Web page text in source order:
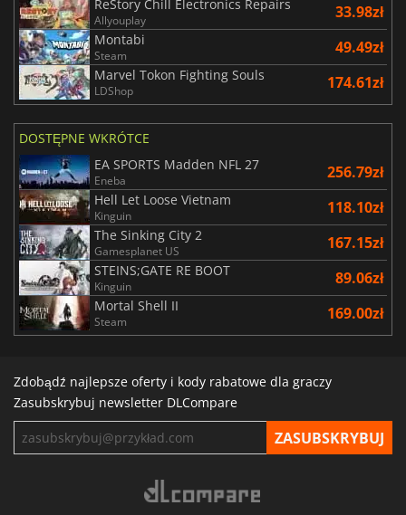
ReStory Chill Electronics Repairs
Allyouplay 33.98zł
Montabi
Steam 49.49zł
Marvel Tokon Fighting Souls
LDShop 174.61zł
DOSTĘPNE WKRÓTCE
EA SPORTS Madden NFL 27
Eneba 256.79zł
Hell Let Loose Vietnam
Kinguin 118.10zł
The Sinking City 2
Gamesplanet US 167.15zł
STEINS;GATE RE BOOT
Kinguin 89.06zł
Mortal Shell II
Steam 169.00zł
Zdobądź najlepsze oferty i kody rabatowe dla graczy
Zasubskrybuj newsletter DLCompare